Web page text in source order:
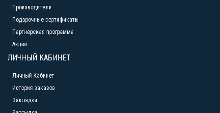
Производители
Подарочные сертификаты
Партнерская программа
Акции
ЛИЧНЫЙ КАБИНЕТ
Личный Кабинет
История заказов
Закладки